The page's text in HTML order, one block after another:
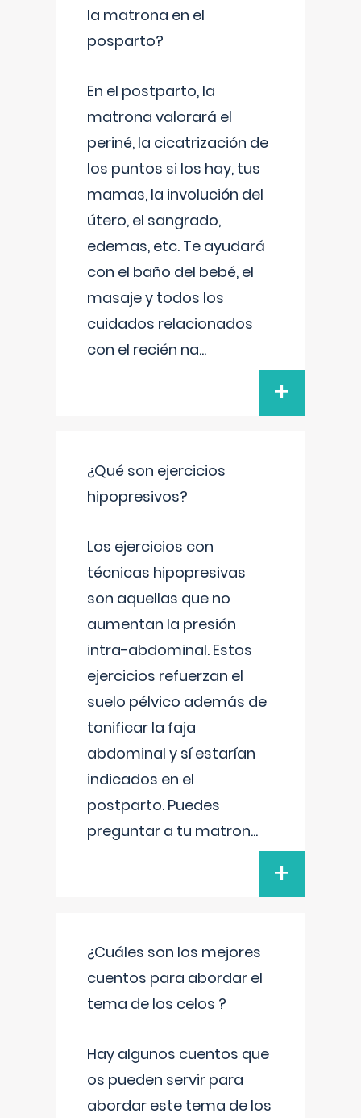
la matrona en el
posparto?
En el postparto, la
matrona valorará el
periné, la cicatrización de
los puntos si los hay, tus
mamas, la involución del
útero, el sangrado,
edemas, etc. Te ayudará
con el baño del bebé, el
masaje y todos los
cuidados relacionados
con el recién na...
+
¿Qué son ejercicios
hipopresivos?
Los ejercicios con
técnicas hipopresivas
son aquellas que no
aumentan la presión
intra-abdominal. Estos
ejercicios refuerzan el
suelo pélvico además de
tonificar la faja
abdominal y sí estarían
indicados en el
postparto. Puedes
preguntar a tu matron...
+
¿Cuáles son los mejores
cuentos para abordar el
tema de los celos ?
Hay algunos cuentos que
os pueden servir para
abordar este tema de los